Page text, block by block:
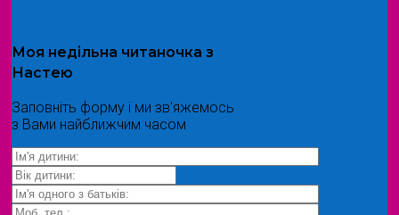
Моя недільна читаночка з
Настею
Заповніть форму і ми зв'яжемось
з Вами найближчим часом